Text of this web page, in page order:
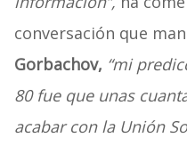
conversación que
Gorbachov, “mi
80 fue que unas
acabar con la Unión